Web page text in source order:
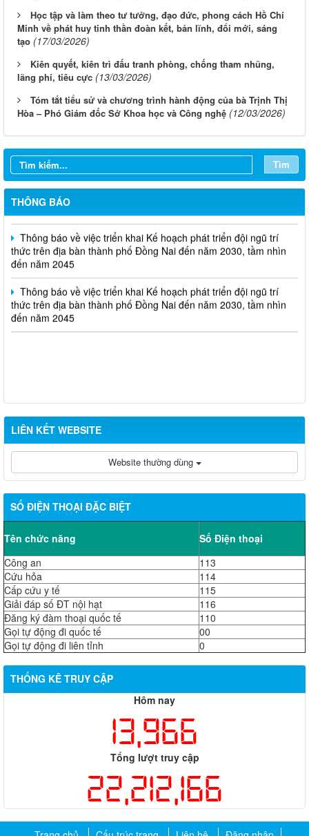
Học tập và làm theo tư tưởng, đạo đức, phong cách Hồ Chí
Minh về phát huy tinh thần đoàn kết, bản lĩnh, đổi mới, sáng
tạo (17/03/2026)
Kiên quyết, kiên trì đấu tranh phòng, chống tham nhũng,
lãng phí, tiêu cực (13/03/2026)
Tóm tắt tiểu sử và chương trình hành động của bà Trịnh Thị
Hòa – Phó Giám đốc Sở Khoa học và Công nghệ (12/03/2026)
Tìm
THÔNG BÁO
nhiệm vụ khoa học và công nghệ cấp thành phố sử dụng ngân
sách nhà nước đặt hàng thực hiện năm 2026 (đợt 1) lần 3
Thông báo Kế hoạch mở hồ sơ tham gia Tuyển chọn tổ chức và
cá nhân chủ trì thực hiện nhiệm vụ khoa học và công nghệ thực
hiện năm 2026 (đợt 1) lần 2
Thông báo về việc triển khai Kế hoạch phát triển đội ngũ trí
thức trên địa bàn thành phố Đồng Nai đến năm 2030, tầm nhìn
đến năm 2045
Thông báo về việc triển khai Kế hoạch phát triển đội ngũ trí
thức trên địa bàn thành phố Đồng Nai đến năm 2030, tầm nhìn
đến năm 2045
LIÊN KẾT WEBSITE
Website thường dùng
SỐ ĐIỆN THOẠI ĐẶC BIỆT
Tên chức năng
Số Điện thoại
Công an
113
Cứu hỏa
114
Cấp cứu y tế
115
Giải đáp số ĐT nội hạt
116
Đăng ký đàm thoại quốc tế
110
Gọi tự động đi quốc tế
00
Gọi tự động đi liên tỉnh
0
THỐNG KÊ TRUY CẬP
Hôm nay
13,966
Tổng lượt truy cập
22,212,166